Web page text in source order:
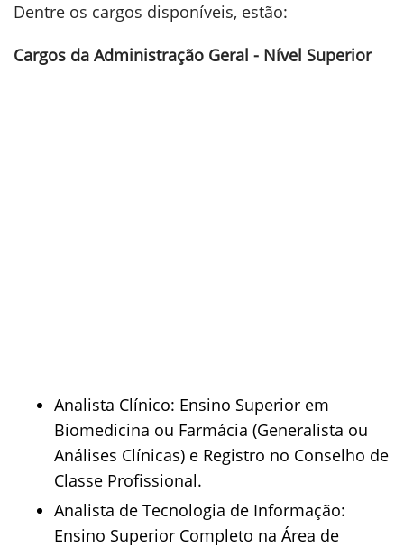
Dentre os cargos disponíveis, estão:
Cargos da Administração Geral - Nível Superior
Analista Clínico: Ensino Superior em
Biomedicina ou Farmácia (Generalista ou
Análises Clínicas) e Registro no Conselho de
Classe Profissional.
Analista de Tecnologia de Informação:
Ensino Superior Completo na Área de